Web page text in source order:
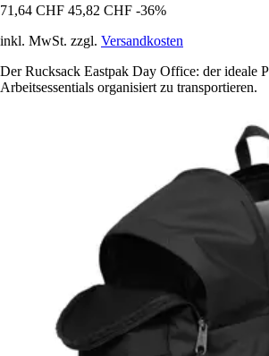
71,64 CHF 45,82 CHF -36%
inkl. MwSt. zzgl. Versandkosten
Der Rucksack Eastpak Day Office: der ideale
Arbeitsessentials organisiert zu transportieren.